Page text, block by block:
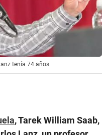
tenía 74 años.
, Tarek William Saab,